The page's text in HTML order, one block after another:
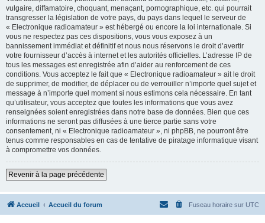
vulgaire, diffamatoire, choquant, menaçant, pornographique, etc. qui pourrait
transgresser la législation de votre pays, du pays dans lequel le serveur de
« Electronique radioamateur » est hébergé ou encore la loi internationale. Si
vous ne respectez pas ces dispositions, vous vous exposez à un
bannissement immédiat et définitif et nous nous réservons le droit d’avertir
votre fournisseur d’accès à internet et les autorités officielles. L’adresse IP de
tous les messages est enregistrée afin d’aider au renforcement de ces
conditions. Vous acceptez le fait que « Electronique radioamateur » ait le droit
de supprimer, de modifier, de déplacer ou de verrouiller n’importe quel sujet et
message à n’importe quel moment si nous estimons cela nécessaire. En tant
qu’utilisateur, vous acceptez que toutes les informations que vous avez
renseignées soient enregistrées dans notre base de données. Bien que ces
informations ne seront pas diffusées à une tierce partie sans votre
consentement, ni « Electronique radioamateur », ni phpBB, ne pourront être
tenus comme responsables en cas de tentative de piratage informatique visant
à compromettre vos données.
Revenir à la page précédente
Accueil Accueil du forum Fuseau horaire sur UTC